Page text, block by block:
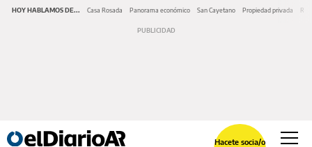
HOY HABLAMOS DE... Casa Rosada Panorama económico San Cayetano Propiedad privada
Hacete socia/o